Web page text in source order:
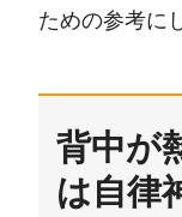
ための参考に
背中が
は自律